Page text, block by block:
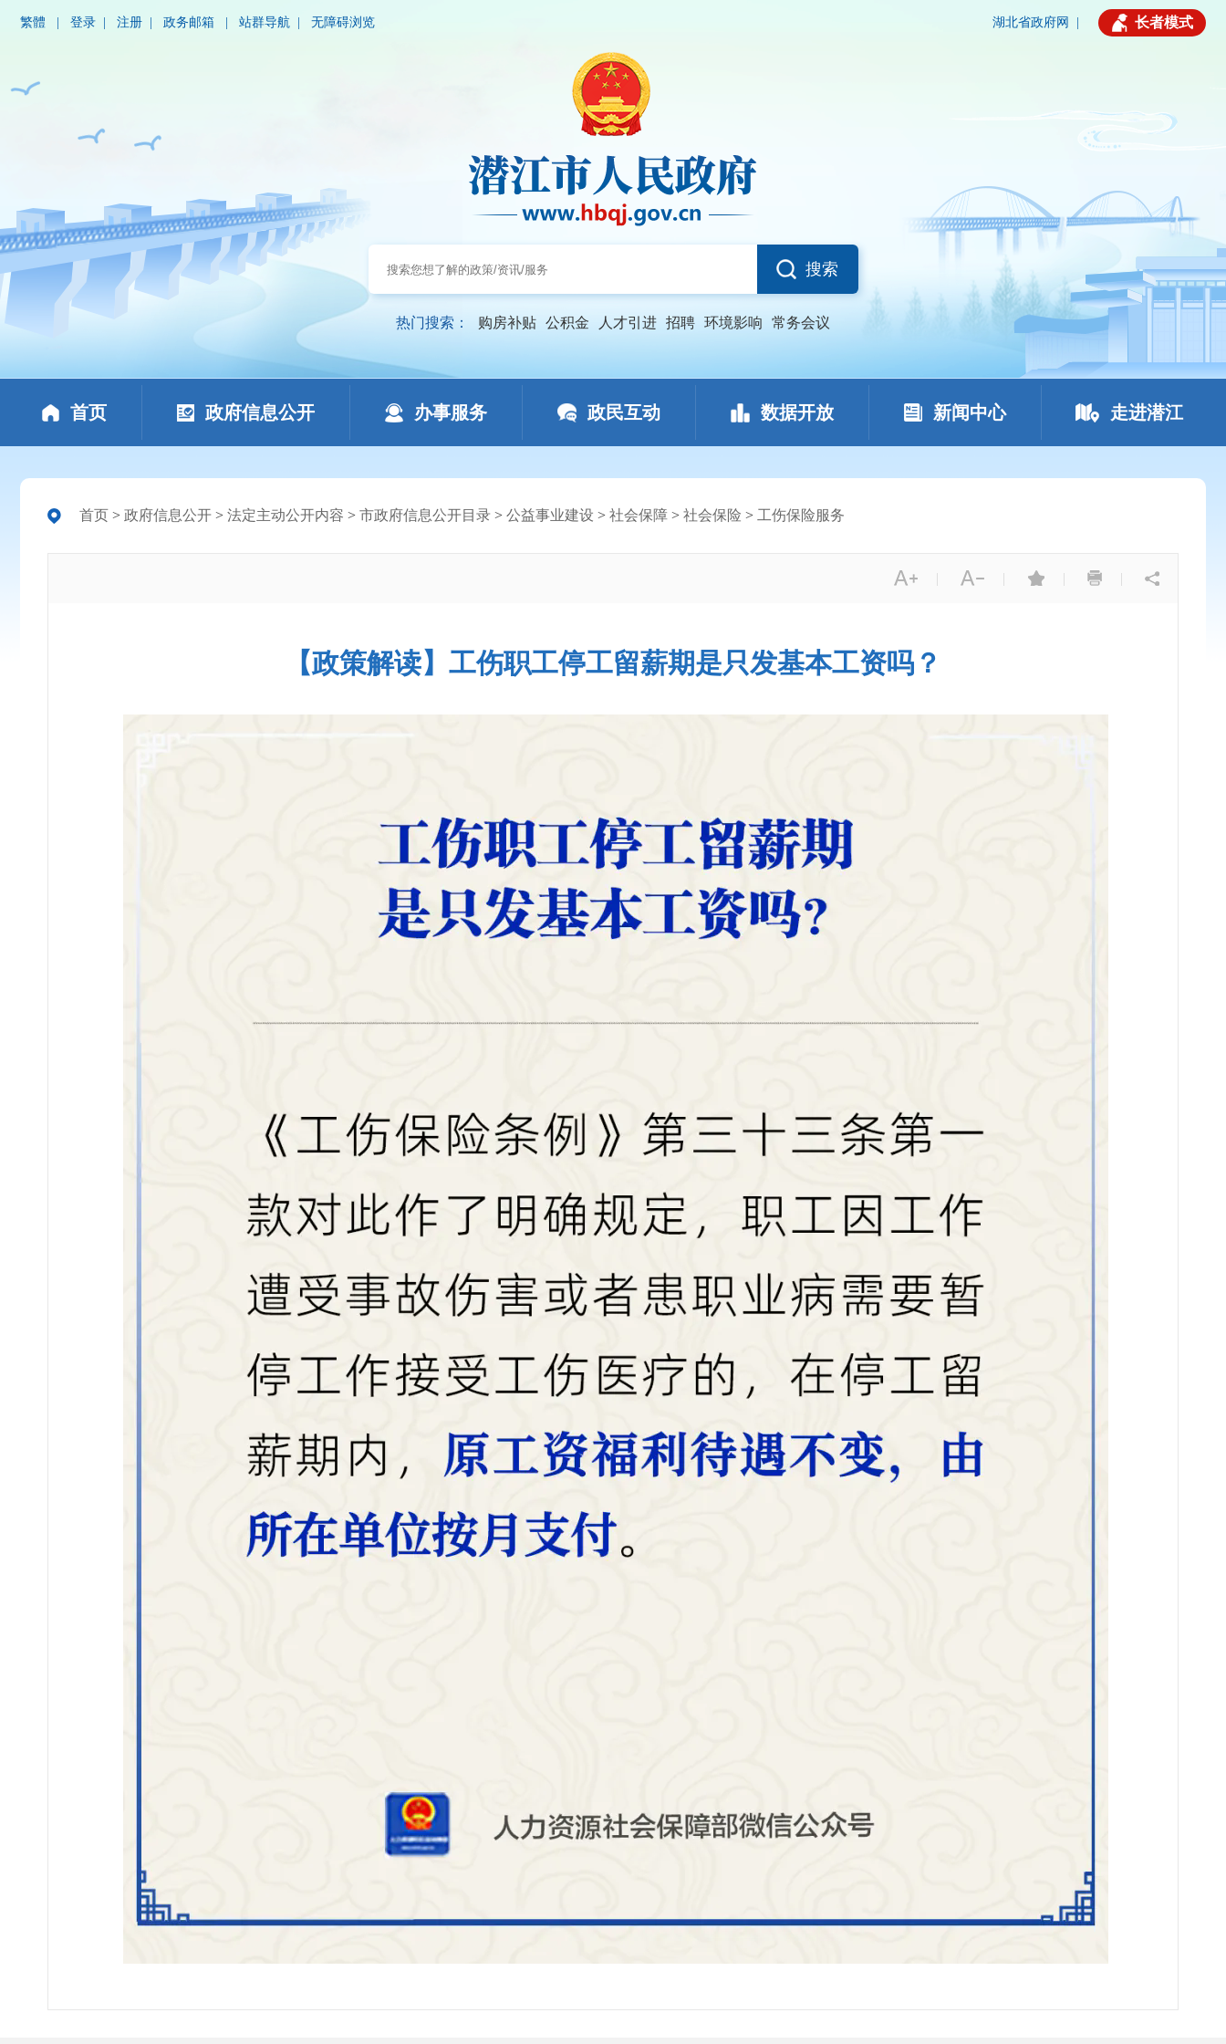
繁體 登录 注册 政务邮箱 站群导航 无障碍浏览 湖北省政府网 长者模式
搜索
热门搜索： 购房补贴 公积金 人才引进 招聘 环境影响 常务会议
首页 政府信息公开 办事服务 政民互动 数据开放 新闻中心 走进潜江
首页 > 政府信息公开 > 法定主动公开内容 > 市政府信息公开目录 > 公益事业建设 > 社会保障 > 社会保险 > 工伤保险服务
| | | |
【政策解读】工伤职工停工留薪期是只发基本工资吗？